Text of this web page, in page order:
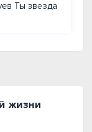
Ты звезда
жизни